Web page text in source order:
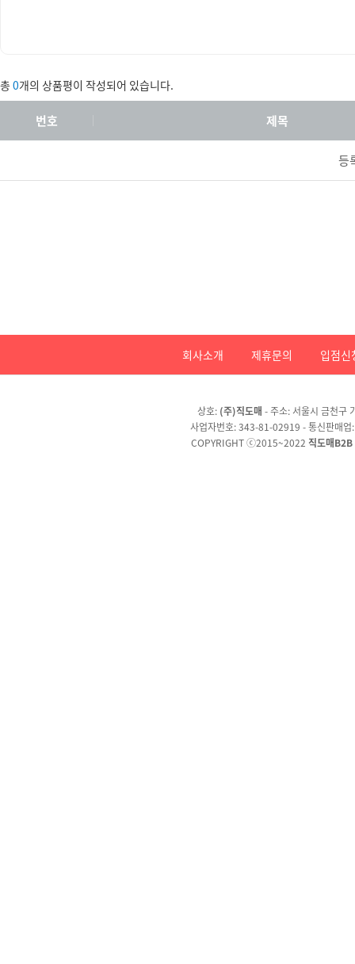
총 0개의 상품평이 작성되어 있습니다.
번호 제목
등
회사소개 제휴문의 입점신
상호: (주)직도매 - 주소: 서울시 금천구
사업자번호: 343-81-02919 - 통신판매
COPYRIGHT ⓒ2015~2022 직도매B2B